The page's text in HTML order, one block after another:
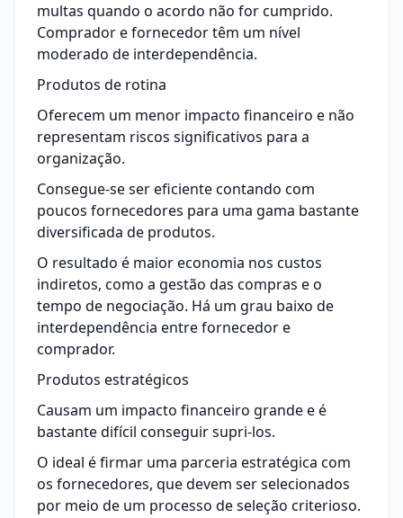
multas quando o acordo não for cumprido.
Comprador e fornecedor têm um nível
moderado de interdependência.
Produtos de rotina
Oferecem um menor impacto financeiro e não
representam riscos significativos para a
organização.
Consegue-se ser eficiente contando com
poucos fornecedores para uma gama bastante
diversificada de produtos.
O resultado é maior economia nos custos
indiretos, como a gestão das compras e o
tempo de negociação. Há um grau baixo de
interdependência entre fornecedor e
comprador.
Produtos estratégicos
Causam um impacto financeiro grande e é
bastante difícil conseguir supri-los.
O ideal é firmar uma parceria estratégica com
os fornecedores, que devem ser selecionados
por meio de um processo de seleção criterioso.